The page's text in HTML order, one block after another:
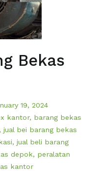
Bekas
19, 2024
kantor, barang bekas
jual bei barang bekas
, jual beli barang
depok, peralatan
kantor